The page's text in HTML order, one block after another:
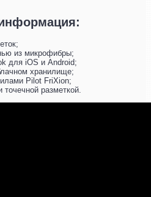
из микрофибры;
для iOS и Android;
хранилище;
Pilot FriXion;
разметкой.